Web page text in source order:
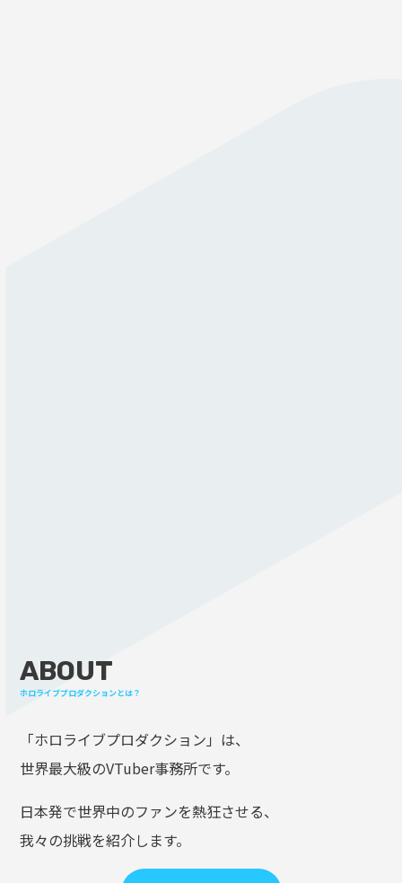
ABOUT
ホロライブプロダクションとは？
「ホロライブプロダクション」は、
世界最大級のVTuber事務所です。
日本発で世界中のファンを熱狂させる、
我々の挑戦を紹介します。